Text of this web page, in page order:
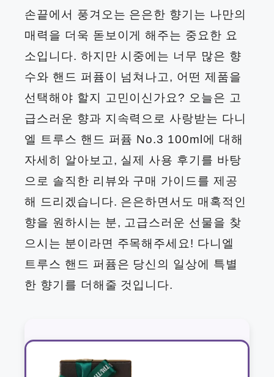
손끝에서 풍겨오는 은은한 향기는 나만의
매력을 더욱 돋보이게 해주는 중요한 요
소입니다. 하지만 시중에는 너무 많은 향
수와 핸드 퍼퓸이 넘쳐나고, 어떤 제품을
선택해야 할지 고민이신가요? 오늘은 고
급스러운 향과 지속력으로 사랑받는 다니
엘 트루스 핸드 퍼퓸 No.3 100ml에 대해
자세히 알아보고, 실제 사용 후기를 바탕
으로 솔직한 리뷰와 구매 가이드를 제공
해 드리겠습니다. 은은하면서도 매혹적인
향을 원하시는 분, 고급스러운 선물을 찾
으시는 분이라면 주목해주세요! 다니엘
트루스 핸드 퍼퓸은 당신의 일상에 특별
한 향기를 더해줄 것입니다.